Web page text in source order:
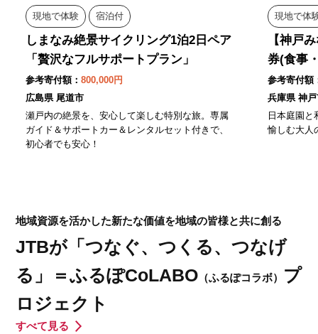
現地で体験 宿泊付
しまなみ絶景サイクリング1泊2日ペア
「贅沢なフルサポートプラン」
参考寄付額： 800,000円
広島県 尾道市
瀬戸内の絶景を、安心して楽しむ特別な旅。専属
ガイド＆サポートカー＆レンタルセット付きで、
初心者でも安心！
現地で体
【神戸
券(食事
参考寄付額
兵庫県 神
日本庭園と
愉しむ大人
地域資源を活かした新たな価値を地域の皆様と共に創る
JTBが「つなぐ、つくる、つなげ
る」＝ふるぽCoLABO （ふるぽコラボ） プ
ロジェクト
すべて見る